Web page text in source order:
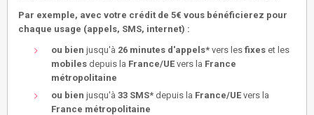
Par exemple, avec votre crédit de 5€ vous bénéficierez pour
chaque usage (appels, SMS, internet) :
ou bien jusqu'à 26 minutes d'appels* vers les fixes et les
mobiles depuis la France/UE vers la France
métropolitaine
ou bien jusqu'à 33 SMS* depuis la France/UE vers la
France métropolitaine